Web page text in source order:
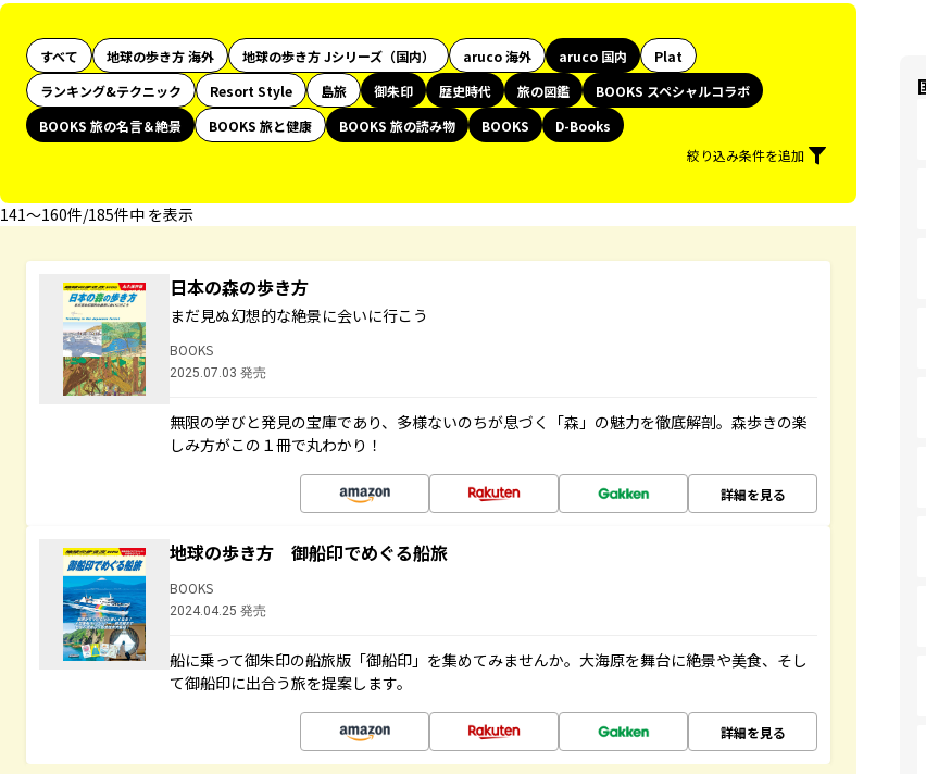
すべて 地球の歩き方 海外 地球の歩き方 Jシリーズ（国内） aruco 海外 aruco 国内
Plat
ランキング&テクニック
Resort Style 島旅 御朱印 歴史時代 旅の図鑑
BOOKS スペシャルコラボ
BOOKS 旅の名言＆絶景
BOOKS 旅と健康 BOOKS 旅の読み物 BOOKS
D-Books
絞り込み条件を追加
141〜160件/185件中 を表示
日本の森の歩き方
まだ見ぬ幻想的な絶景に会いに行こう
BOOKS
2025.07.03 発売
無限の学びと発見の宝庫であり、多様ないのちが息づく「森」の魅力を徹底解剖。森歩きの楽
しみ方がこの１冊で丸わかり！
詳細を見る
地球の歩き方 御船印でめぐる船旅
BOOKS
2024.04.25 発売
船に乗って御朱印の船旅版「御船印」を集めてみませんか。大海原を舞台に絶景や美食、そし
て御船印に出合う旅を提案します。
詳細を見る